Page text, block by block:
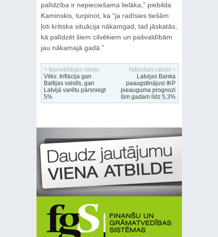
palīdzība ir nepieciešama lielāka,” piebilda
Kaminskis, turpinot, ka “ja radīsies tiešām
ļoti kritiska situācija nākamgad, tad jāskatās,
kā palīdzēt šiem cilvēkiem un pašvaldībām
jau nākamajā gadā.”
< Iepriekšējais raksts
Vilks: Inflācija gan
Baltijas valstīs, gan
Latvijā varētu pārsniegt
5%
Nākošais raksts >
Latvijas Banka
paaugstinājusi IKP
pieauguma prognozi
šim gadam līdz 5,3%